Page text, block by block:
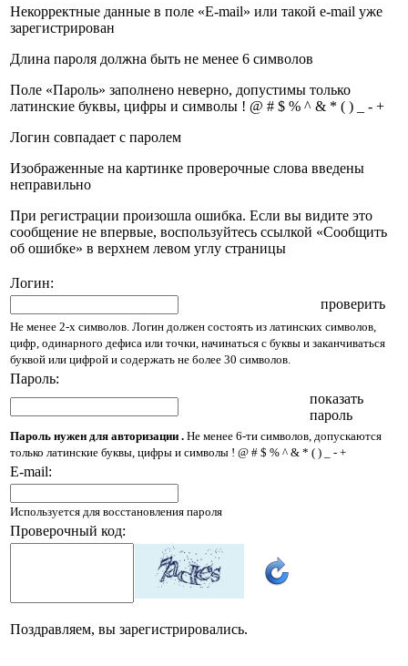
Некорректные данные в поле «E-mail» или такой e-mail уже
зарегистрирован
Длина пароля должна быть не менее 6 символов
Поле «Пароль» заполнено неверно, допустимы только
латинские буквы, цифры и символы ! @ # $ % ^ & * ( ) _ - +
Логин совпадает с паролем
Изображенные на картинке проверочные слова введены
неправильно
При регистрации произошла ошибка. Если вы видите это
сообщение не впервые, воспользуйтесь ссылкой «Сообщить
об ошибке» в верхнем левом углу страницы
Логин:
проверить
Не менее 2-х символов. Логин должен состоять из латинских символов,
цифр, одинарного дефиса или точки, начинаться с буквы и заканчиваться
буквой или цифрой и содержать не более 30 символов.
Пароль:
показать
пароль
Пароль нужен для авторизации . Не менее 6-ти символов, допускаются
только латинские буквы, цифры и символы ! @ # $ % ^ & * ( ) _ - +
E-mail:
Используется для восстановления пароля
Проверочный код:
Поздравляем, вы зарегистрировались.